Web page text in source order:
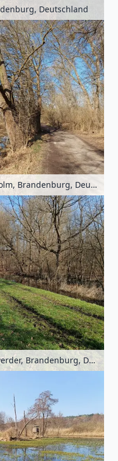
Deutschland
Weg am Großen Zernsee bei Golm, Brandenburg, Deutschland
Deich an der Wublitz bei Nattwerder, Brandenburg, Deutschland